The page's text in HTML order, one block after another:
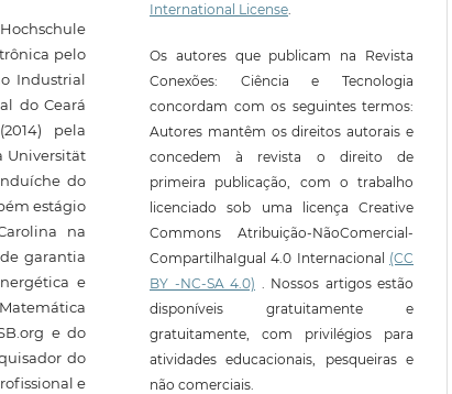
pelo
Industrial
do Ceará
pela
Universität
do
estágio
na
garantia
e
e do
do
e
International License.
Os autores que publicam na Revista
Conexões: Ciência e Tecnologia
concordam com os seguintes termos:
Autores mantêm os direitos autorais e
concedem à revista o direito de
primeira publicação, com o trabalho
licenciado sob uma licença Creative
Commons Atribuição-NãoComercial-
CompartilhaIgual 4.0 Internacional (CC
BY -NC-SA 4.0) . Nossos artigos estão
disponíveis gratuitamente e
gratuitamente, com privilégios para
atividades educacionais, pesqueiras e
não comerciais.